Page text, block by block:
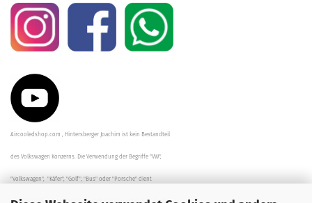
Aircooledshop.com , Hintersberger Joachim ist kein Bestandteil
des Volkswagen Konzerns. Die Verwendung der Begriffe "VW",
"Volkswagen", "Käfer", "Golf", "Bus" oder "Porsche" dient
der Beschreibung der Teile und stellt in keinem Fall eine direkte